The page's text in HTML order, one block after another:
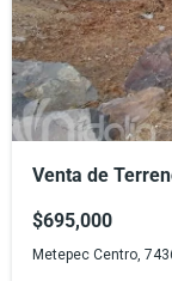
Venta de
$695,000
Metepec Centro,